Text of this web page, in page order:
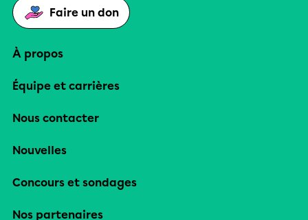
Faire un don
À propos
Équipe et carrières
Nous contacter
Nouvelles
Concours et sondages
Nos partenaires